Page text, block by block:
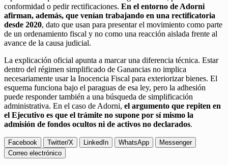
conformidad o pedir rectificaciones. En el entorno de Adorni
afirman, además, que venían trabajando en una rectificatoria
desde 2020, dato que usan para presentar el movimiento como parte
de un ordenamiento fiscal y no como una reacción aislada frente al
avance de la causa judicial.
La explicación oficial apunta a marcar una diferencia técnica. Estar
dentro del régimen simplificado de Ganancias no implica
necesariamente usar la Inocencia Fiscal para exteriorizar bienes. El
esquema funciona bajo el paraguas de esa ley, pero la adhesión
puede responder también a una búsqueda de simplificación
administrativa. En el caso de Adorni, el argumento que repiten en
el Ejecutivo es que el trámite no supone por sí mismo la
admisión de fondos ocultos ni de activos no declarados.
Facebook Twitter/X LinkedIn WhatsApp
Messenger
Correo electrónico